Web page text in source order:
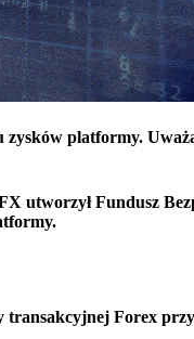
platformy.
utworzył Fundusz
Forex